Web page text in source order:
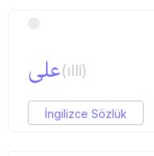
علی(ılli)
İngilizce Sözlük